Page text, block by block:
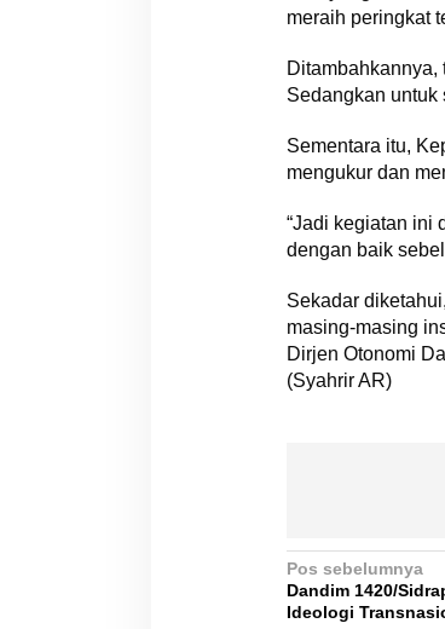
meraih peringkat
Sedangkan untuk
Sementara itu,
mengukur dan
“Jadi kegiatan ini
dengan baik
Sekadar
masing-masing
Dirjen Otonomi
(Syahrir AR)
N
a
Pos sebelumnya
Dandim 1420/
Ideologi